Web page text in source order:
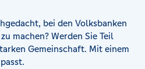
bei den Volksbanken
machen? Werden Sie Teil
Gemeinschaft. Mit einem